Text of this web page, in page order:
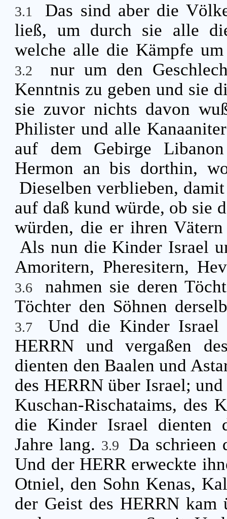
3.1
Das sind aber die
ließ, um durch sie alle
welche alle die Kämpfe
3.2
nur um den
Kenntnis zu geben und sie
sie zuvor nichts davon
Philister und alle
auf dem Gebirge
Hermon an bis dorthin,
Dieselben verblieben,
auf daß kund würde, ob sie
würden, die er ihren
Als nun die Kinder Israel
Amoritern, Pheresitern,
3.6
nahmen sie deren
Töchter den Söhnen
3.7
Und die Kinder
HERRN und vergaßen
dienten den Baalen und
des HERRN über Israel;
Kuschan-Rischataims, des
die Kinder Israel dienten
Jahre lang. 3.9
Da schrieen
Und der HERR erweckte
Otniel, den Sohn Kenas,
der Geist des HERRN